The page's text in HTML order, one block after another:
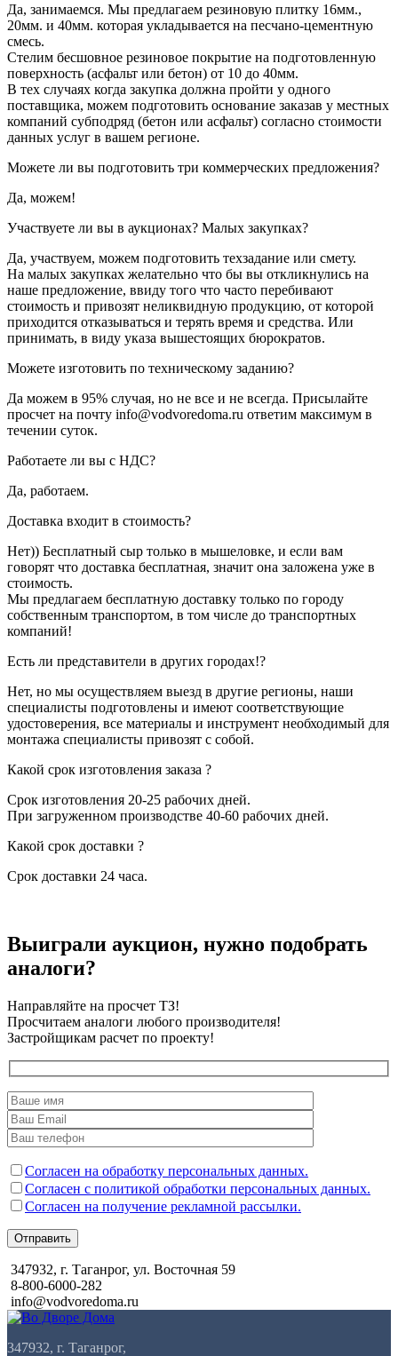
Да, занимаемся. Мы предлагаем резиновую плитку 16мм.,
20мм. и 40мм. которая укладывается на песчано-цементную
смесь.
Стелим бесшовное резиновое покрытие на подготовленную
поверхность (асфальт или бетон) от 10 до 40мм.
В тех случаях когда закупка должна пройти у одного
поставщика, можем подготовить основание заказав у местных
компаний субподряд (бетон или асфальт) согласно стоимости
данных услуг в вашем регионе.
Можете ли вы подготовить три коммерческих предложения?
Да, можем!
Участвуете ли вы в аукционах? Малых закупках?
Да, участвуем, можем подготовить техзадание или смету.
На малых закупках желательно что бы вы откликнулись на
наше предложение, ввиду того что часто перебивают
стоимость и привозят неликвидную продукцию, от которой
приходится отказываться и терять время и средства. Или
принимать, в виду указа вышестоящих бюрократов.
Можете изготовить по техническому заданию?
Да можем в 95% случая, но не все и не всегда. Присылайте
просчет на почту info@vodvoredoma.ru ответим максимум в
течении суток.
Работаете ли вы с НДС?
Да, работаем.
Доставка входит в стоимость?
Нет)) Бесплатный сыр только в мышеловке, и если вам
говорят что доставка бесплатная, значит она заложена уже в
стоимость.
Мы предлагаем бесплатную доставку только по городу
собственным транспортом, в том числе до транспортных
компаний!
Есть ли представители в других городах!?
Нет, но мы осуществляем выезд в другие регионы, наши
специалисты подготовлены и имеют соответствующие
удостоверения, все материалы и инструмент необходимый для
монтажа специалисты привозят с собой.
Какой срок изготовления заказа ?
Срок изготовления 20-25 рабочих дней.
При загруженном производстве 40-60 рабочих дней.
Какой срок доставки ?
Срок доставки 24 часа.
Выиграли аукцион, нужно подобрать
аналоги?
Направляйте на просчет ТЗ!
Просчитаем аналоги любого производителя!
Застройщикам расчет по проекту!
Согласен на обработку персональных данных.
Согласен с политикой обработки персональных данных.
Согласен на получение рекламной рассылки.
Отправить
347932, г. Таганрог, ул. Восточная 59
8-800-6000-282
info@vodvoredoma.ru
347932, г. Таганрог,